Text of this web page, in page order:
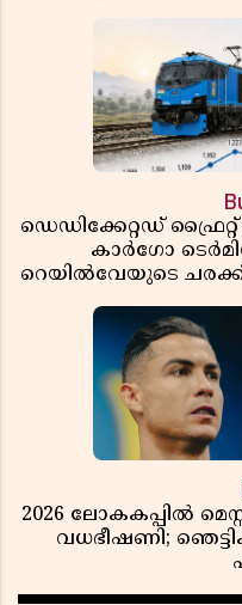
ഡെഡിക്കേറ്റഡ്
കാർഗോ
റെയിൽവേയുടെ
2026 ലോകകപ്പിൽ
വധഭീഷണി;